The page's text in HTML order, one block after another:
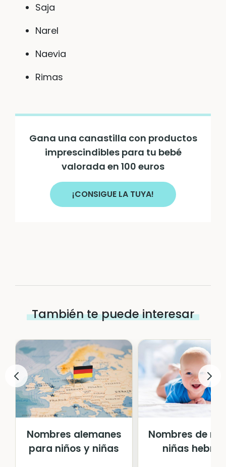
Saja
Narel
Naevia
Rimas
Gana una canastilla con productos
imprescindibles para tu bebé
valorada en 100 euros
¡CONSIGUE LA TUYA!
También te puede interesar
Nombres alemanes
para niños y niñas
Nombres de
niñas